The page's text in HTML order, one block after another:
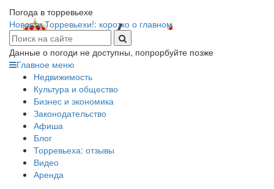
Погода в торревьехе
Новости Торревьехи!: коротко о главном
Данные о погоди не доступны, попрорбуйте позже
Главное меню
Недвижимость
Культура и общество
Бизнес и экономика
Законодательство
Афиша
Блог
Торревьеха: отзывы
Видео
Аренда